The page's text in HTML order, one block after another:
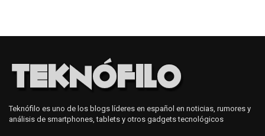
Teknófilo es uno de los blogs líderes en español en noticias, rumores y
análisis de smartphones, tablets y otros gadgets tecnológicos